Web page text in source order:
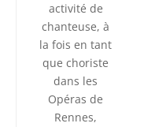
activité de
chanteuse, à
la fois en tant
que choriste
dans les
Opéras de
Rennes,